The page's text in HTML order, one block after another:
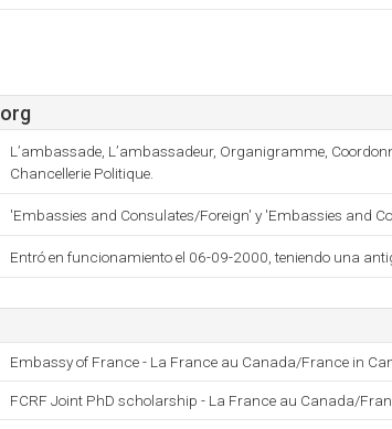
L’ambassade, L’ambassadeur, Organigramme,
Chancellerie Politique.
'Embassies and Consulates/Foreign' y 'Embassies and
Entró en funcionamiento el 06-09-2000, teniendo una
Embassy of France - La France au Canada/France in
FCRF Joint PhD scholarship - La France au Canada/